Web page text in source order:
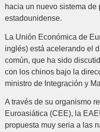
hacia un nuevo sistema
estadounidense.
La Unión Económica de
inglés) está acelerando el
común, que ha sido
con los chinos bajo la
ministro de Integración y
A través de su organismo
Euroasiática (CEE), la
propuesta muy seria a las